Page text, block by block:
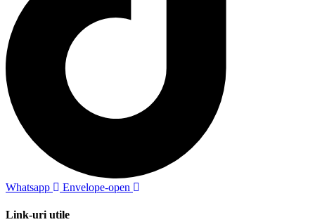
Whatsapp Envelope-open
Link-uri utile